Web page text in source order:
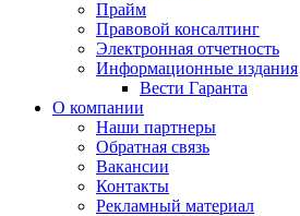
Прайм
Правовой консалтинг
Электронная отчетность
Информационные издания
Вести Гаранта
О компании
Наши партнеры
Обратная связь
Вакансии
Контакты
Рекламный материал